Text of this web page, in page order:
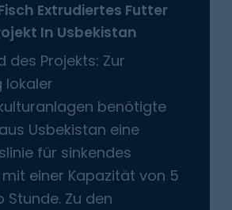
Extrudiertes Futter
In Usbekistan
des Projekts: Zur
lokaler
benötigte
Usbekistan eine
für sinkendes
einer Kapazität von 5
Stunde. Zu den